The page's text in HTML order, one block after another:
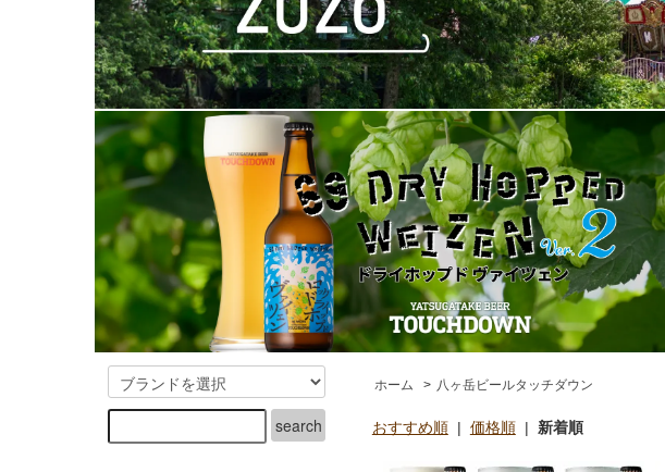
ホーム > 八ヶ岳ビールタッチダウン
おすすめ順| 価格順| 新着順